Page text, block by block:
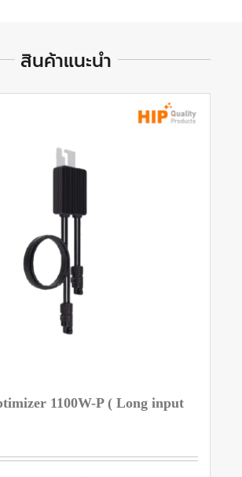
สินค้าแนะนำ
1100W-P ( Long input